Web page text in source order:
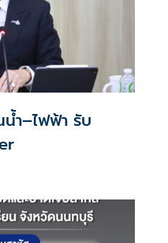
ำ–ไฟฟ้า รับ